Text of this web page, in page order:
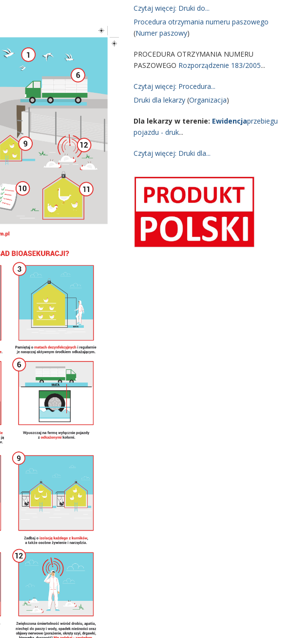
Czytaj więcej: Druki do...
Procedura otrzymania numeru paszowego
(Numer paszowy)
PROCEDURA OTRZYMANIA NUMERU
PASZOWEGO Rozporządzenie 183/2005...
Czytaj więcej: Procedura...
Druki dla lekarzy (Organizacja)
Dla lekarzy w terenie: Ewidencjaprzebiegu
pojazdu - druk...
Czytaj więcej: Druki dla...